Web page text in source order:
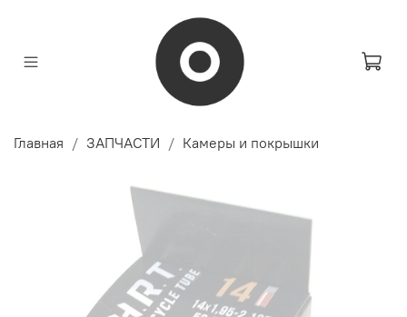
Главная ЗАПЧАСТИ Камеры и покрышки